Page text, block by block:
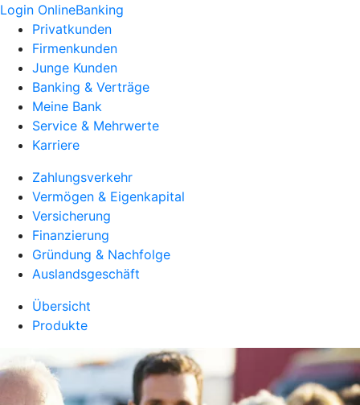
Login OnlineBanking
Privatkunden
Firmenkunden
Junge Kunden
Banking & Verträge
Meine Bank
Service & Mehrwerte
Karriere
Zahlungsverkehr
Vermögen & Eigenkapital
Versicherung
Finanzierung
Gründung & Nachfolge
Auslandsgeschäft
Übersicht
Produkte